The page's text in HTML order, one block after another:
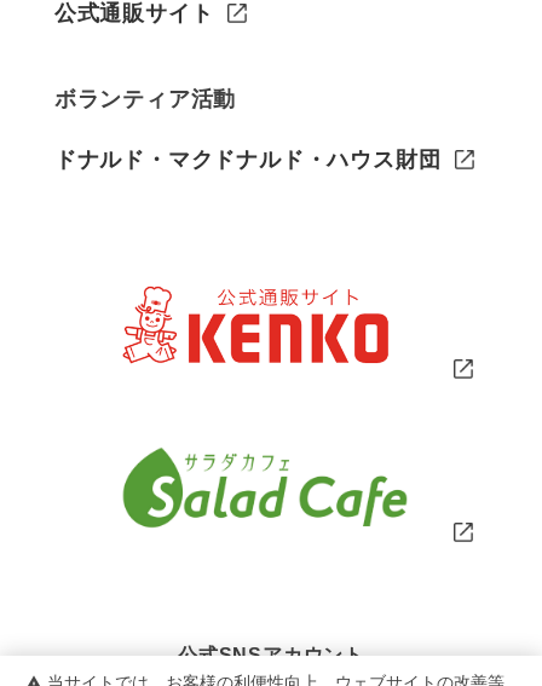
公式通販サイト
ボランティア活動
ドナルド・マクドナルド・ハウス財団
公式SNSアカウント